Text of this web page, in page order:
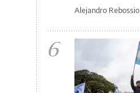
Alejandro Rebossio
6